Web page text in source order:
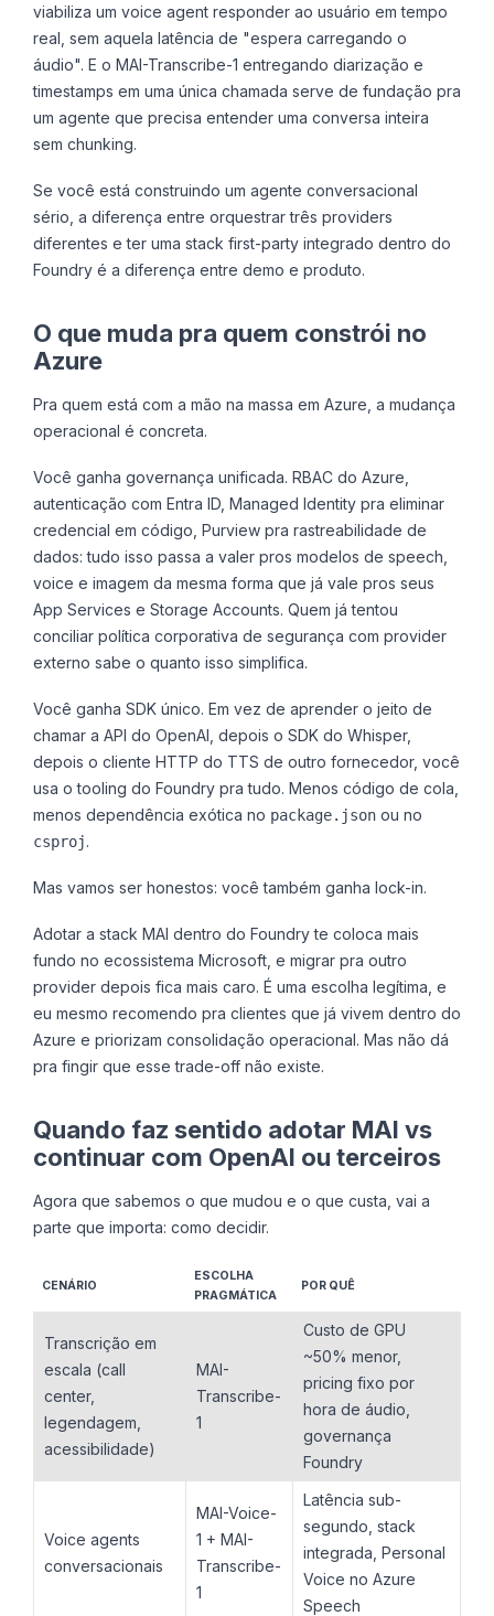
viabiliza um voice agent responder ao usuário em tempo
real, sem aquela latência de "espera carregando o
áudio". E o MAI-Transcribe-1 entregando diarização e
timestamps em uma única chamada serve de fundação pra
um agente que precisa entender uma conversa inteira
sem chunking.
Se você está construindo um agente conversacional
sério, a diferença entre orquestrar três providers
diferentes e ter uma stack first-party integrado dentro do
Foundry é a diferença entre demo e produto.
O que muda pra quem constrói no
Azure
Pra quem está com a mão na massa em Azure, a mudança
operacional é concreta.
Você ganha governança unificada. RBAC do Azure,
autenticação com Entra ID, Managed Identity pra eliminar
credencial em código, Purview pra rastreabilidade de
dados: tudo isso passa a valer pros modelos de speech,
voice e imagem da mesma forma que já vale pros seus
App Services e Storage Accounts. Quem já tentou
conciliar política corporativa de segurança com provider
externo sabe o quanto isso simplifica.
Você ganha SDK único. Em vez de aprender o jeito de
chamar a API do OpenAI, depois o SDK do Whisper,
depois o cliente HTTP do TTS de outro fornecedor, você
usa o tooling do Foundry pra tudo. Menos código de cola,
menos dependência exótica no package.json ou no
csproj.
Mas vamos ser honestos: você também ganha lock-in.
Adotar a stack MAI dentro do Foundry te coloca mais
fundo no ecossistema Microsoft, e migrar pra outro
provider depois fica mais caro. É uma escolha legítima, e
eu mesmo recomendo pra clientes que já vivem dentro do
Azure e priorizam consolidação operacional. Mas não dá
pra fingir que esse trade-off não existe.
Quando faz sentido adotar MAI vs
continuar com OpenAI ou terceiros
Agora que sabemos o que mudou e o que custa, vai a
parte que importa: como decidir.
CENÁRIO
ESCOLHA
PRAGMÁTICA
POR QUÊ
Transcrição em
escala (call
center,
legendagem,
acessibilidade)
MAI-
Transcribe-
1
Custo de GPU
~50% menor,
pricing fixo por
hora de áudio,
governança
Foundry
Voice agents
conversacionais
MAI-Voice-
1 + MAI-
Transcribe-
1
Latência sub-
segundo, stack
integrada, Personal
Voice no Azure
Speech